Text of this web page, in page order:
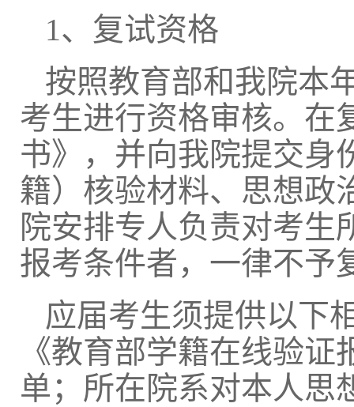
1、复试资格
按照教育部和我院本
考生进行资格审核。在
书》，并向我院提交身
籍）核验材料、思想政
院安排专人负责对考生
报考条件者，一律不予
应届考生须提供以下
《教育部学籍在线验
单；所在院系对本人思